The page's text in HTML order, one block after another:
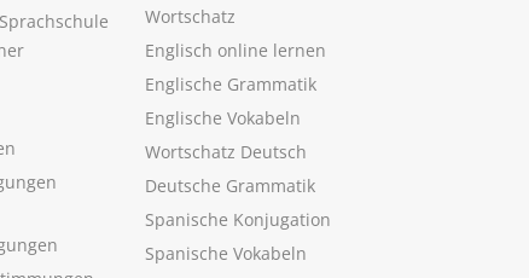
Wortschatz
Englisch online lernen
Englische Grammatik
Englische Vokabeln
Wortschatz Deutsch
Deutsche Grammatik
Spanische Konjugation
Spanische Vokabeln